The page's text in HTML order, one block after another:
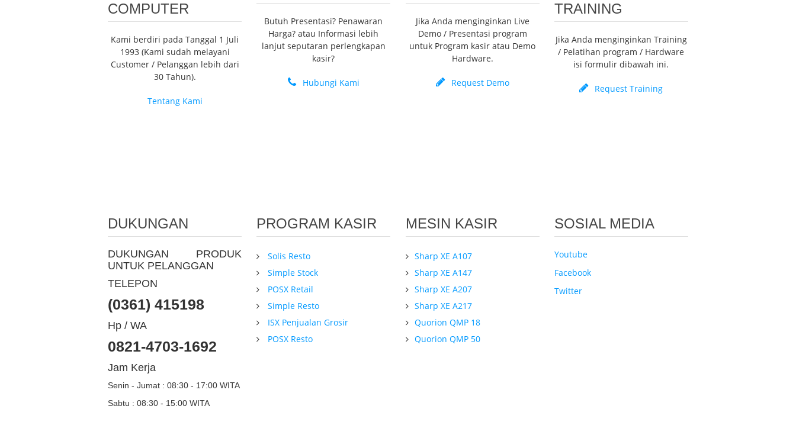
COMPUTER
Kami berdiri pada Tanggal 1 Juli
1993 (Kami sudah melayani
Customer / Pelanggan lebih dari
30 Tahun).
Tentang Kami
Butuh Presentasi? Penawaran
Harga? atau Informasi lebih
lanjut seputaran perlengkapan
kasir?
Hubungi Kami
Jika Anda menginginkan Live
Demo / Presentasi program
untuk Program kasir atau Demo
Hardware.
Request Demo
TRAINING
Jika Anda menginginkan Training
/ Pelatihan program / Hardware
isi formulir dibawah ini.
Request Training
DUKUNGAN
DUKUNGAN PRODUK
UNTUK PELANGGAN
TELEPON
(0361) 415198
Hp / WA
0821-4703-1692
Jam Kerja
Senin - Jumat : 08:30 - 17:00 WITA
Sabtu : 08:30 - 15:00 WITA
PROGRAM KASIR
Solis Resto
Simple Stock
POSX Retail
Simple Resto
ISX Penjualan Grosir
POSX Resto
MESIN KASIR
Sharp XE A107
Sharp XE A147
Sharp XE A207
Sharp XE A217
Quorion QMP 18
Quorion QMP 50
SOSIAL MEDIA
Youtube
Facebook
Twitter